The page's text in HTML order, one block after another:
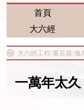
首頁
大六經
大六經工程/書百篇/逸
一萬年太久